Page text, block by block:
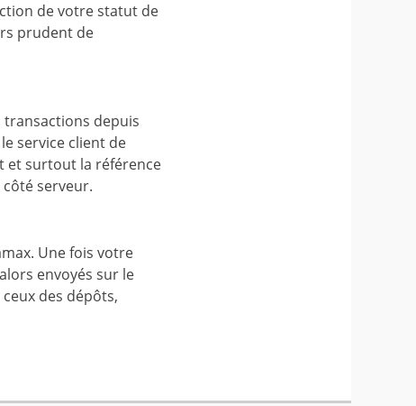
de votre statut de
prudent de
depuis
service client de
et surtout la référence
serveur.
Une fois votre
envoyés sur le
des dépôts,